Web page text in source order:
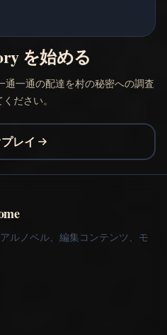
を始める
通一通の配達を村の秘密への調査
ださい。
レイ
ルノベル、編集コンテンツ、モ